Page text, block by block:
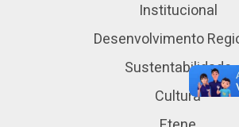
Institucional
Desenvolvimento
Sustentabilidade
Cultura